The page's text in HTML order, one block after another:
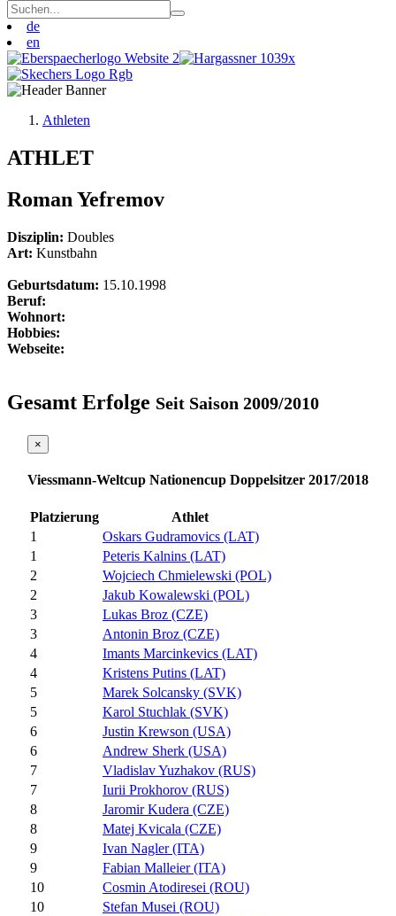
de
en
Athleten
ATHLET
Roman Yefremov
Disziplin: Doubles
Art: Kunstbahn
Geburtsdatum: 15.10.1998
Beruf:
Wohnort:
Hobbies:
Webseite:
Gesamt Erfolge Seit Saison 2009/2010
×
Viessmann-Weltcup Nationencup Doppelsitzer 2017/2018
Platzierung
Athlet
1
Oskars Gudramovics (LAT)
1
Peteris Kalnins (LAT)
2
Wojciech Chmielewski (POL)
2
Jakub Kowalewski (POL)
3
Lukas Broz (CZE)
3
Antonin Broz (CZE)
4
Imants Marcinkevics (LAT)
4
Kristens Putins (LAT)
5
Marek Solcansky (SVK)
5
Karol Stuchlak (SVK)
6
Justin Krewson (USA)
6
Andrew Sherk (USA)
7
Vladislav Yuzhakov (RUS)
7
Iurii Prokhorov (RUS)
8
Jaromir Kudera (CZE)
8
Matej Kvicala (CZE)
9
Ivan Nagler (ITA)
9
Fabian Malleier (ITA)
10
Cosmin Atodiresei (ROU)
10
Stefan Musei (ROU)